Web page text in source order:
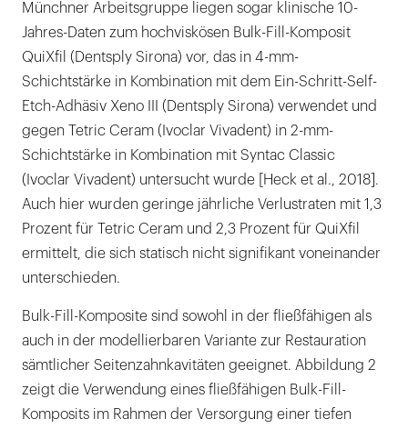
Münchner Arbeitsgruppe liegen sogar klinische 10-
Jahres-Daten zum hochviskösen Bulk-Fill-Komposit
QuiXfil (Dentsply Sirona) vor, das in 4-mm-
Schichtstärke in Kombination mit dem Ein-Schritt-Self-
Etch-Adhäsiv Xeno III (Dentsply Sirona) verwendet und
gegen Tetric Ceram (Ivoclar Vivadent) in 2-mm-
Schichtstärke in Kombination mit Syntac Classic
(Ivoclar Vivadent) untersucht wurde [Heck et al., 2018].
Auch hier wurden geringe jährliche Verlustraten mit 1,3
Prozent für Tetric Ceram und 2,3 Prozent für QuiXfil
ermittelt, die sich statisch nicht signifikant voneinander
unterschieden.
Bulk-Fill-Komposite sind sowohl in der fließfähigen als
auch in der modellierbaren Variante zur Restauration
sämtlicher Seitenzahnkavitäten geeignet. Abbildung 2
zeigt die Verwendung eines fließfähigen Bulk-Fill-
Komposits im Rahmen der Versorgung einer tiefen